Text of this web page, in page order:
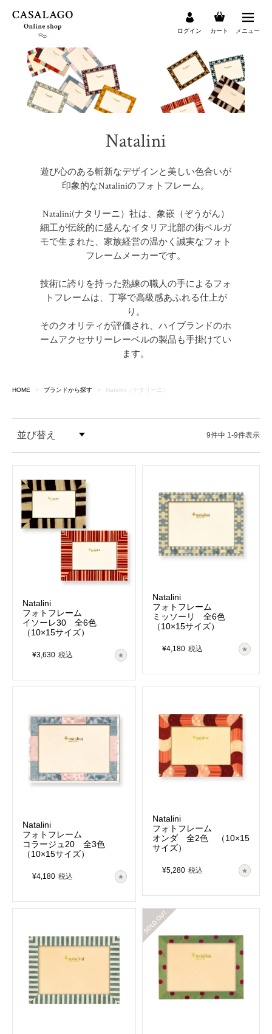
ログイン カート メニュー
Natalini
遊び心のある斬新なデザインと美しい色合いが
印象的なNataliniのフォトフレーム。
Natalini(ナタリーニ）社は、象嵌（ぞうがん）
細工が伝統的に盛んなイタリア北部の街ベルガ
モで生まれた、家族経営の温かく誠実なフォト
フレームメーカーです。
技術に誇りを持った熟練の職人の手によるフォ
トフレームは、丁寧で高級感あふれる仕上が
り。
そのクオリティが評価され、ハイブランドのホ
ームアクセサリーレーベルの製品も手掛けてい
ます。
HOME ブランドから探す Natalini（ナタリーニ）
並び替え
価格が高い順
9件中 1-9件表示
Natalini
フォトフレーム
イソーレ30 全6色
（10×15サイズ）
¥3,630 税込
Natalini
フォトフレーム
ミッソーリ 全6色
（10×15サイズ）
¥4,180 税込
Natalini
フォトフレーム
コラージュ20 全3色
（10×15サイズ）
¥4,180 税込
Natalini
フォトフレーム
オンダ 全2色 （10×15
サイズ）
¥5,280 税込
在庫切れ